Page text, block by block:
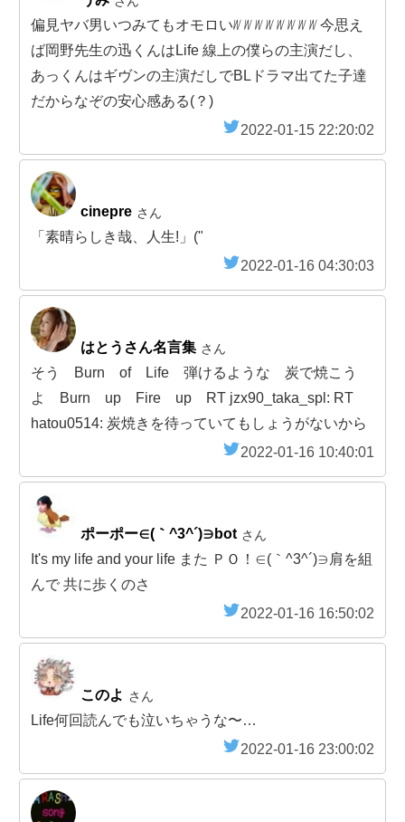
偏見ヤバ男いつみてもオモロいᜦ ᜦ ᜦ ᜦ ᜦ ᜦ ᜦ ᜦ 今思え
ば岡野先生の迅くんはLife 線上の僕らの主演だし、
あっくんはギヴンの主演だしでBLドラマ出てた子達
だからなぞの安心感ある(？)
2022-01-15 22:20:02
cinepre さん
「素晴らしき哉、人生!」("
2022-01-16 04:30:03
はとうさん名言集 さん
そう Burn of Life 弾けるような 炭で焼こう
よ Burn up Fire up RT jzx90_taka_spl: RT
hatou0514: 炭焼きを待っていてもしょうがないから
2022-01-16 10:40:01
ポーポー∈(｀^3^´)∋bot さん
It's my life and your life また ＰＯ！∈(｀^3^´)∋肩を組
んで 共に歩くのさ
2022-01-16 16:50:02
このよ さん
Life何回読んでも泣いちゃうな〜…
2022-01-16 23:00:02